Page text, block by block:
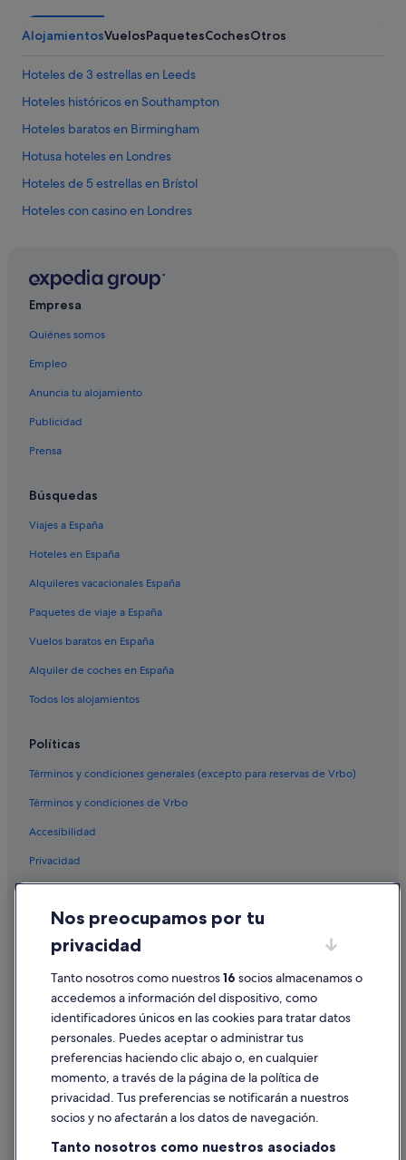
AlojamientosVuelosPaquetesCochesOtros
Hoteles de 3 estrellas en Leeds
Hoteles históricos en Southampton
Hoteles baratos en Birmingham
Hotusa hoteles en Londres
Hoteles de 5 estrellas en Brístol
Hoteles con casino en Londres
Hoteles baratos en Brístol
Hoteles baratos en Bibury
Hoteles de 5 estrellas en Mánchester
Hoteles de negocios en Mánchester
Hoteles en la playa en Londres
Hoteles que aceptan mascotas en Londres
Hoteles para familias en Cambridge
Wembley hoteles
Mánchester hoteles
Hoteles con piscina en Bournemouth
B&B en Londres
Hoteles LGTBQIA en Londres
Hoteles con spa en Oxford
Hoteles con todo incluido en Mánchester
Hoteles para familias en Londres
Barcelo hoteles en Londres
Liverpool hoteles
Hoteles boutique en Oxford
Hoteles baratos en Southampton
Hoteles para familias en Oxford
Hoteles con piscina en Londres
Hoteles para familias en Mánchester
Hoteles con wifi en Londres
Hoteles baratos en Northampton
Empresa
Quiénes somos
Empleo
Anuncia tu alojamiento
Publicidad
Prensa
Búsquedas
Viajes a España
Hoteles en España
Alquileres vacacionales España
Paquetes de viaje a España
Vuelos baratos en España
Alquiler de coches en España
Todos los alojamientos
Políticas
Términos y condiciones generales (excepto para reservas de Vrbo)
Términos y condiciones de Vrbo
Accesibilidad
Privacidad
Condiciones de uso
Información legal/contacto
Pautas sobre el contenido y cómo denunciar contenido
Ayuda
Cancelar un vuelo
Cancelar una reserva de hotel o de un alquiler vacacional
Nos preocupamos por tu
privacidad
Tanto nosotros como nuestros16 socios almacenamos o
accedemos a información del dispositivo, como
identificadores únicos en las cookies para tratar datos
personales. Puedes aceptar o administrar tus
preferencias haciendo clic abajo o, en cualquier
momento, a través de la página de la política de
privacidad. Tus preferencias se notificarán a nuestros
socios y no afectarán a los datos de navegación.
Tanto nosotros como nuestros asociados